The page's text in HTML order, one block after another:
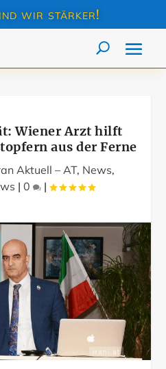
wir stärker!
Wiener Arzt hilft
aus der Ferne
Aktuell – AT, News,
| 0 |